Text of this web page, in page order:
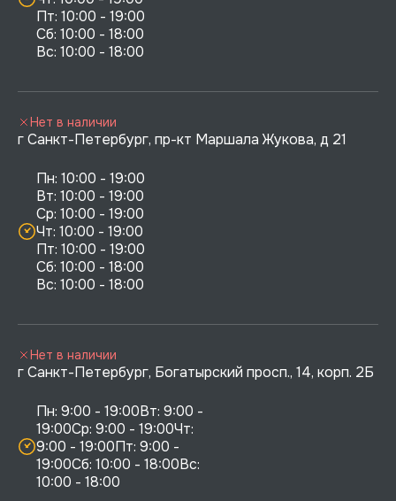
Пт: 10:00 - 19:00
Сб: 10:00 - 18:00
г Санкт-Петербург, пр-кт Маршала Жукова, д 21
Пн: 10:00 - 19:00
Вт: 10:00 - 19:00
Ср: 10:00 - 19:00
Чт: 10:00 - 19:00
Пт: 10:00 - 19:00
Сб: 10:00 - 18:00
Нет в наличии
г Санкт-Петербург, Богатырский просп., 14, корп. 2Б
Пн: 9:00 - 19:00Вт: 9:00 -
19:00Ср: 9:00 - 19:00Чт:
9:00 - 19:00Пт: 9:00 -
19:00Сб: 10:00 - 18:00Вс:
10:00 - 18:00
Нет в наличии